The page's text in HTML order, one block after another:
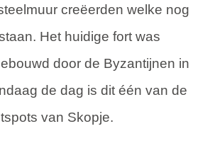
creëerden welke nog
Het huidige fort was
door de Byzantijnen in
de dag is dit één van de
van Skopje.